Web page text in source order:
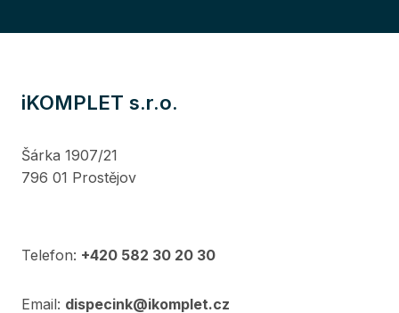
iKOMPLET s.r.o.
Šárka 1907/21
796 01 Prostějov
Telefon: +420 582 30 20 30
Email: dispecink@ikomplet.cz